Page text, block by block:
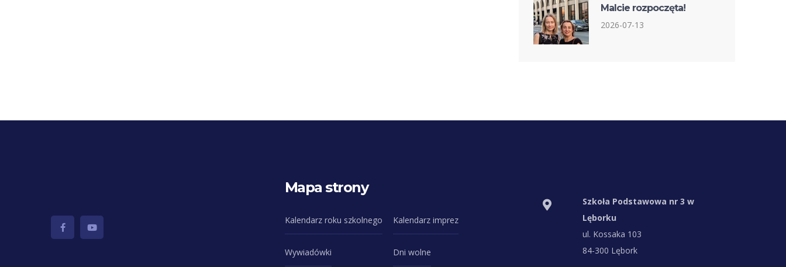
Malcie rozpoczęta!
2026-07-13
Mapa strony
Kalendarz roku szkolnego Kalendarz imprez
Wywiadówki Dni wolne
Szkoła Podstawowa nr 3 w
Lęborku
ul. Kossaka 103
84-300 Lębork